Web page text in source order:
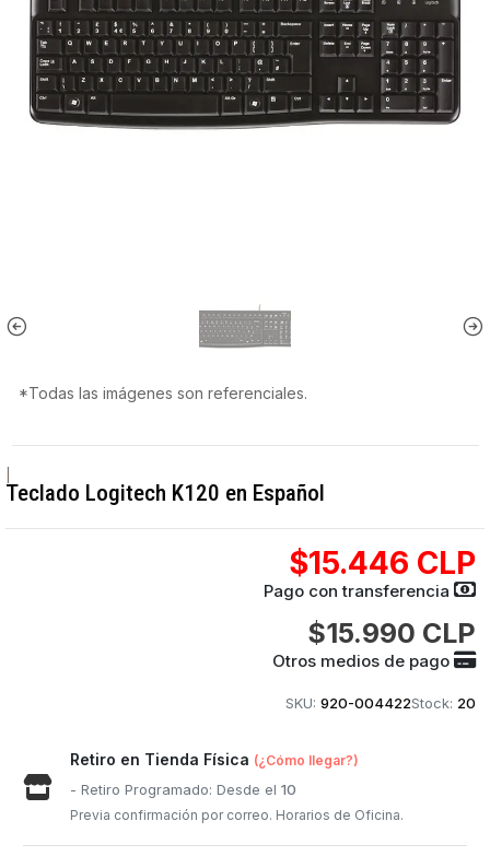
*Todas las imágenes son referenciales.
Teclado Logitech K120 en Español
$15.446 CLP
Pago con transferencia
$15.990 CLP
Otros medios de pago
SKU: 920-004422Stock: 20
Retiro en Tienda Física (¿Cómo llegar?)
- Retiro Programado: Desde el10
Previa confirmación por correo. Horarios de Oficina.